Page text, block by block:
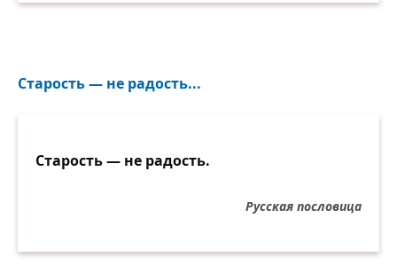
Старость — не радость...
Старость — не радость.
Русская пословица